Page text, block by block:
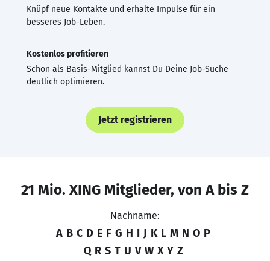
Knüpf neue Kontakte und erhalte Impulse für ein
besseres Job-Leben.
Kostenlos profitieren
Schon als Basis-Mitglied kannst Du Deine Job-Suche
deutlich optimieren.
Jetzt registrieren
21 Mio. XING Mitglieder, von A bis Z
Nachname:
A B C D E F G H I J K L M N O P
Q R S T U V W X Y Z